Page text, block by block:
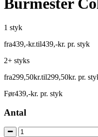
Burmester
1 styk
fra439,-kr.til439,-kr. pr. styk
2+ styks
fra299,50kr.til299,50kr. pr.
Før439,-kr. pr. styk
Antal